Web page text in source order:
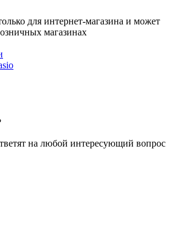
для интернет-магазина и может
магазинах
на любой интересующий вопрос